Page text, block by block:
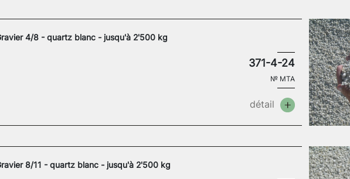
4/8 - quartz blanc - jusqu'à 2'500 kg
371-4-24
№ MTA
détail
8/11 - quartz blanc - jusqu'à 2'500 kg